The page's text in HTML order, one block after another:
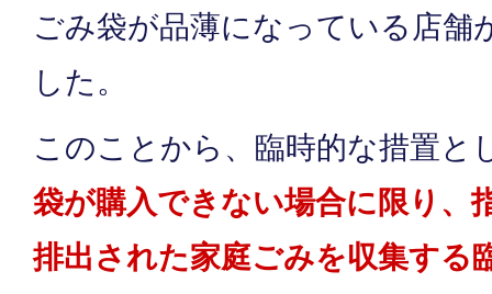
ごみ袋が品薄になっている店舗
した。
このことから、臨時的な措置と
袋が購入できない場合に限り、
排出された家庭ごみを収集する